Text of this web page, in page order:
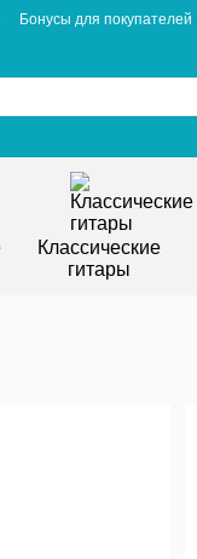
Бонусы для покупателей
Классические
гитары